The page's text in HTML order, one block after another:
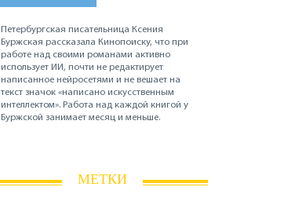
Петербургская писательница Ксения
Буржская рассказала Кинопоиску, что при
работе над своими романами активно
использует ИИ, почти не редактирует
написанное нейросетями и не вешает на
текст значок «написано искусственным
интеллектом». Работа над каждой книгой у
Буржской занимает месяц и меньше.
МЕТКИ